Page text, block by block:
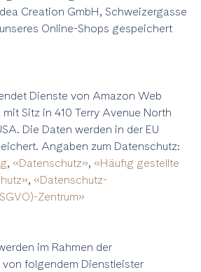
Creation GmbH, Schweizergasse
Online-Shops gespeichert
Dienste von Amazon Web
Sitz in 410 Terry Avenue North
Die Daten werden in der EU
Angaben zum Datenschutz:
, «Datenschutz», «Häufig gestellte
, «Datenschutz-
Zentrum»
im Rahmen der
folgendem Dienstleister